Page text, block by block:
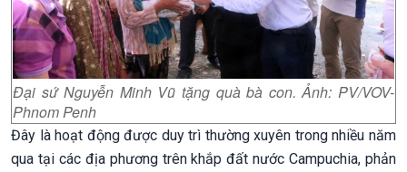
Đại sứ Nguyễn Minh Vũ tặng quà bà con. Ảnh: PV/VOV-
Phnom Penh
Đây là hoạt động được duy trì thường xuyên trong nhiều năm
qua tại các địa phương trên khắp đất nước Campuchia, phản